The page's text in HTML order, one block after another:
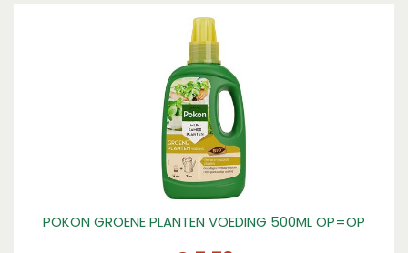
POKON GROENE PLANTEN VOEDING 500ML OP=OP